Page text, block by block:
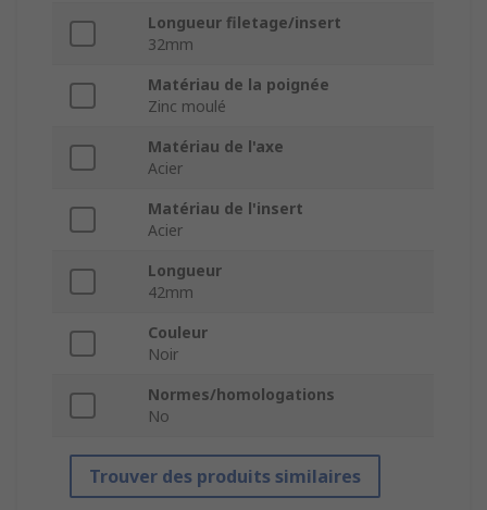
Longueur filetage/insert
32mm
Matériau de la poignée
Zinc moulé
Matériau de l'axe
Acier
Matériau de l'insert
Acier
Longueur
42mm
Couleur
Noir
Normes/homologations
No
Trouver des produits similaires